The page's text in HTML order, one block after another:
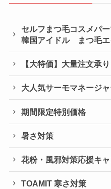
セルフまつ毛コスメパ
韓国アイドル まつ毛エ
【大特価】大量注文承
大人気サーモマネージ
期間限定特別価格
暑さ対策
花粉・風邪対策応援キ
TOAMIT 寒さ対策